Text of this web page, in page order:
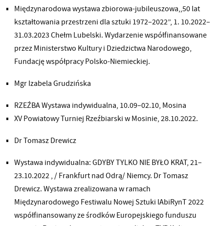
Międzynarodowa wystawa zbiorowa-jubileuszowa,,50 lat
kształtowania przestrzeni dla sztuki 1972–2022”, 1. 10.2022–
31.03.2023 Chełm Lubelski. Wydarzenie współfinansowane
przez Ministerstwo Kultury i Dziedzictwa Narodowego,
Fundację współpracy Polsko-Niemieckiej.
Mgr Izabela Grudzińska
RZEŹBA Wystawa indywidualna, 10.09–02.10, Mosina
XV Powiatowy Turniej Rzeźbiarski w Mosinie, 28.10.2022.
Dr Tomasz Drewicz
Wystawa indywidualna: GDYBY TYLKO NIE BYŁO KRAT, 21–
23.10.2022 , / Frankfurt nad Odrą/ Niemcy. Dr Tomasz
Drewicz. Wystawa zrealizowana w ramach
Międzynarodowego Festiwalu Nowej Sztuki lAbiRynT 2022
współfinansowany ze środków Europejskiego funduszu